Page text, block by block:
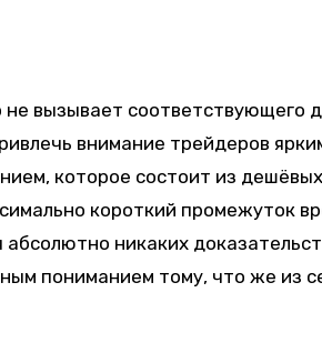
не вызывает соответствующего
внимание трейдеров
которое состоит из дешёвых
короткий промежуток
никаких
пониманием тому, что же из